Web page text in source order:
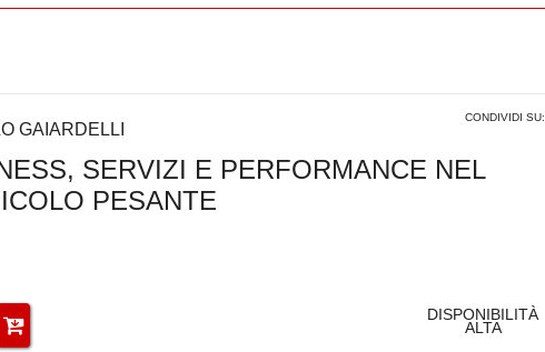
CONDIVIDI SU:
GAIARDELLI
SERVIZI E PERFORMANCE NEL
PESANTE
DISPONIBILITÀ
ALTA